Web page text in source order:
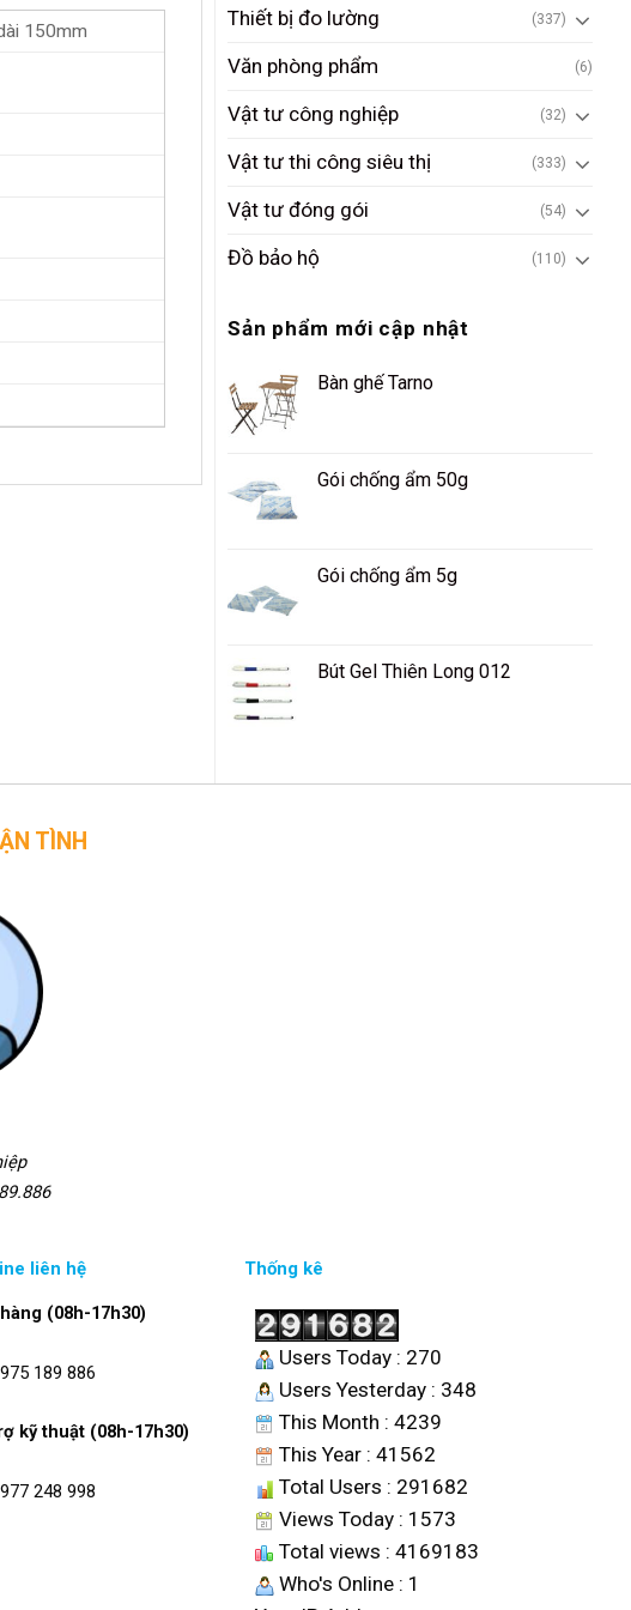
Thiết bị đo lường (337)
Văn phòng phẩm (6)
Vật tư công nghiệp (32)
Vật tư thi công siêu thị (333)
Vật tư đóng gói (54)
Đồ bảo hộ (110)
Sản phẩm mới cập nhật
Bàn ghế Tarno
Gói chống ẩm 50g
Gói chống ẩm 5g
Bút Gel Thiên Long 012
150mm
TÌNH
liên hệ
(08h-17h30)
189 886
kỹ thuật (08h-17h30)
248 998
Thống kê
Users Today : 270
Users Yesterday : 348
This Month : 4239
This Year : 41562
Total Users : 291682
Views Today : 1573
Total views : 4169183
Who's Online : 1